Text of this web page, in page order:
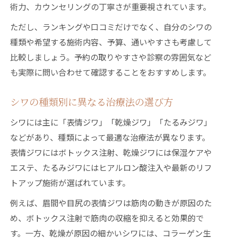
術力、カウンセリングの丁寧さが重要視されています。
ただし、ランキングや口コミだけでなく、自分のシワの
種類や希望する施術内容、予算、通いやすさも考慮して
比較しましょう。予約の取りやすさや診察の雰囲気など
も実際に問い合わせて確認することをおすすめします。
シワの種類別に異なる治療法の選び方
シワには主に「表情ジワ」「乾燥ジワ」「たるみジワ」
などがあり、種類によって最適な治療法が異なります。
表情ジワにはボトックス注射、乾燥ジワには保湿ケアや
エステ、たるみジワにはヒアルロン酸注入や最新のリフ
トアップ施術が選ばれています。
例えば、眉間や目尻の表情ジワは筋肉の動きが原因のた
め、ボトックス注射で筋肉の収縮を抑えると効果的で
す。一方、乾燥が原因の細かいシワには、コラーゲン生